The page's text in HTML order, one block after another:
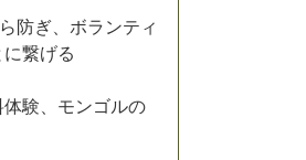
防ぎ、ボランティ
繋げる
験、モンゴルの